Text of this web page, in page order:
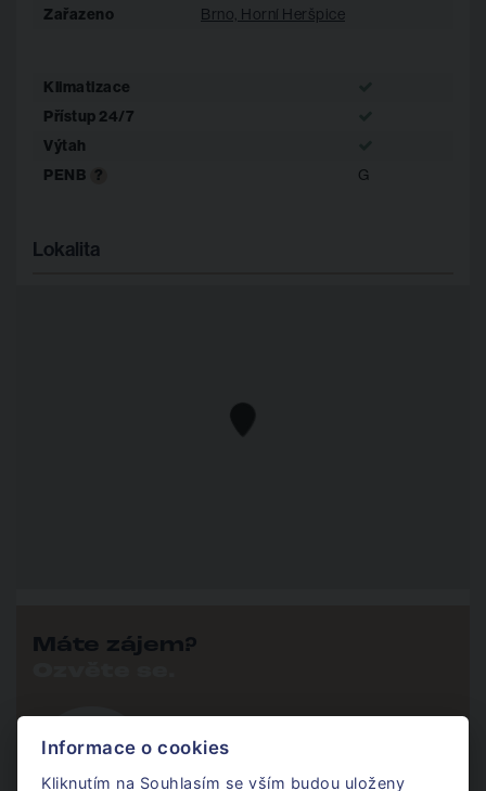
Zařazeno Brno, Horní Heršpice
Klimatizace
Přístup 24/7
Výtah
PENB ? G
Lokalita
Máte zájem?
Karim Kapitančík
Komerce
Informace o cookies
Kliknutím na Souhlasím se vším budou uloženy